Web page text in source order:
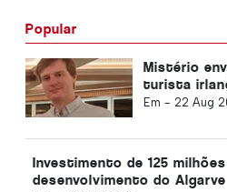
Popular
Mistério
turista
Em - 22 Aug
Investimento de 125
desenvolvimento do Algarve